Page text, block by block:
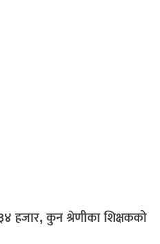
हजार, कुन श्रेणीका शिक्षकको